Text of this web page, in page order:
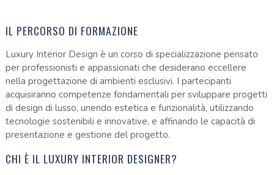
IL PERCORSO DI FORMAZIONE
Luxury Interior Design è un corso di specializzazione pensato
per professionisti e appassionati che desiderano eccellere
nella progettazione di ambienti esclusivi. I partecipanti
acquisiranno competenze fondamentali per sviluppare progetti
di design di lusso, unendo estetica e funzionalità, utilizzando
tecnologie sostenibili e innovative, e affinando le capacità di
presentazione e gestione del progetto.
CHI È IL LUXURY INTERIOR DESIGNER?